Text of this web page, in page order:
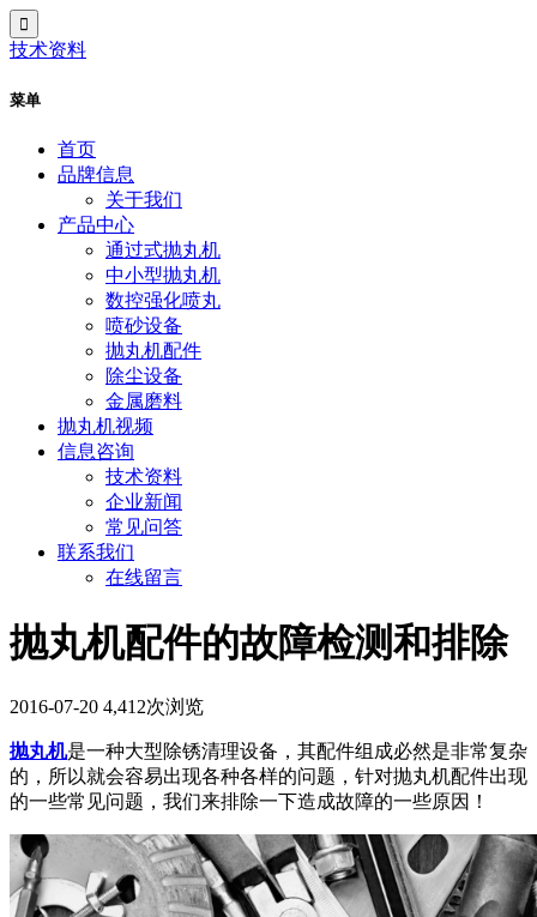
技术资料
菜单
首页
品牌信息
关于我们
产品中心
通过式抛丸机
中小型抛丸机
数控强化喷丸
喷砂设备
抛丸机配件
除尘设备
金属磨料
抛丸机视频
信息咨询
技术资料
企业新闻
常见问答
联系我们
在线留言
抛丸机配件的故障检测和排除
2016-07-20 4,412次浏览
抛丸机是一种大型除锈清理设备，其配件组成必然是非常复杂
的，所以就会容易出现各种各样的问题，针对抛丸机配件出现
的一些常见问题，我们来排除一下造成故障的一些原因！